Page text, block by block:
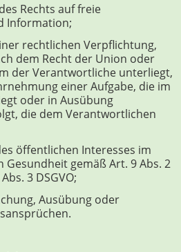
auf freie
Information;
Verpflichtung,
dem Recht der Union oder
der Verantwortliche unterliegt,
einer Aufgabe, die im
oder in Ausübung
die dem Verantwortlichen
Interesses im
gemäß Art. 9 Abs. 2
3 DSGVO;
Ausübung oder